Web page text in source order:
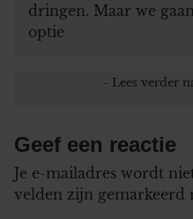
dringen. Maar we
optie
Geef een reactie
Je e-mailadres wordt
velden zijn gemarkeerd